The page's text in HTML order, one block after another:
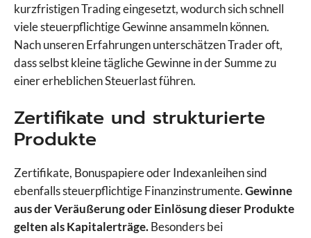
kurzfristigen Trading eingesetzt, wodurch sich schnell
viele steuerpflichtige Gewinne ansammeln können.
Nach unseren Erfahrungen unterschätzen Trader oft,
dass selbst kleine tägliche Gewinne in der Summe zu
einer erheblichen Steuerlast führen.
Zertifikate und strukturierte
Produkte
Zertifikate, Bonuspapiere oder Indexanleihen sind
ebenfalls steuerpflichtige Finanzinstrumente.Gewinne
aus der Veräußerung oder Einlösung dieser Produkte
gelten als Kapitalerträge.Besonders bei